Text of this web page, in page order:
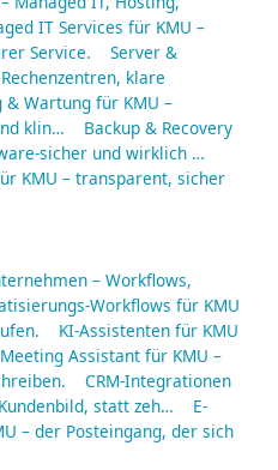
IT Services für KMU –
Service.
Server &
klare
& Wartung für KMU –
klin…
Backup & Recovery
sicher und wirklich …
KMU – transparent, sicher
– Workflows,
Workflows für KMU
KI-Assistenten für KMU
Assistant für KMU –
CRM-Integrationen
statt zeh…
E-
– der Posteingang, der sich